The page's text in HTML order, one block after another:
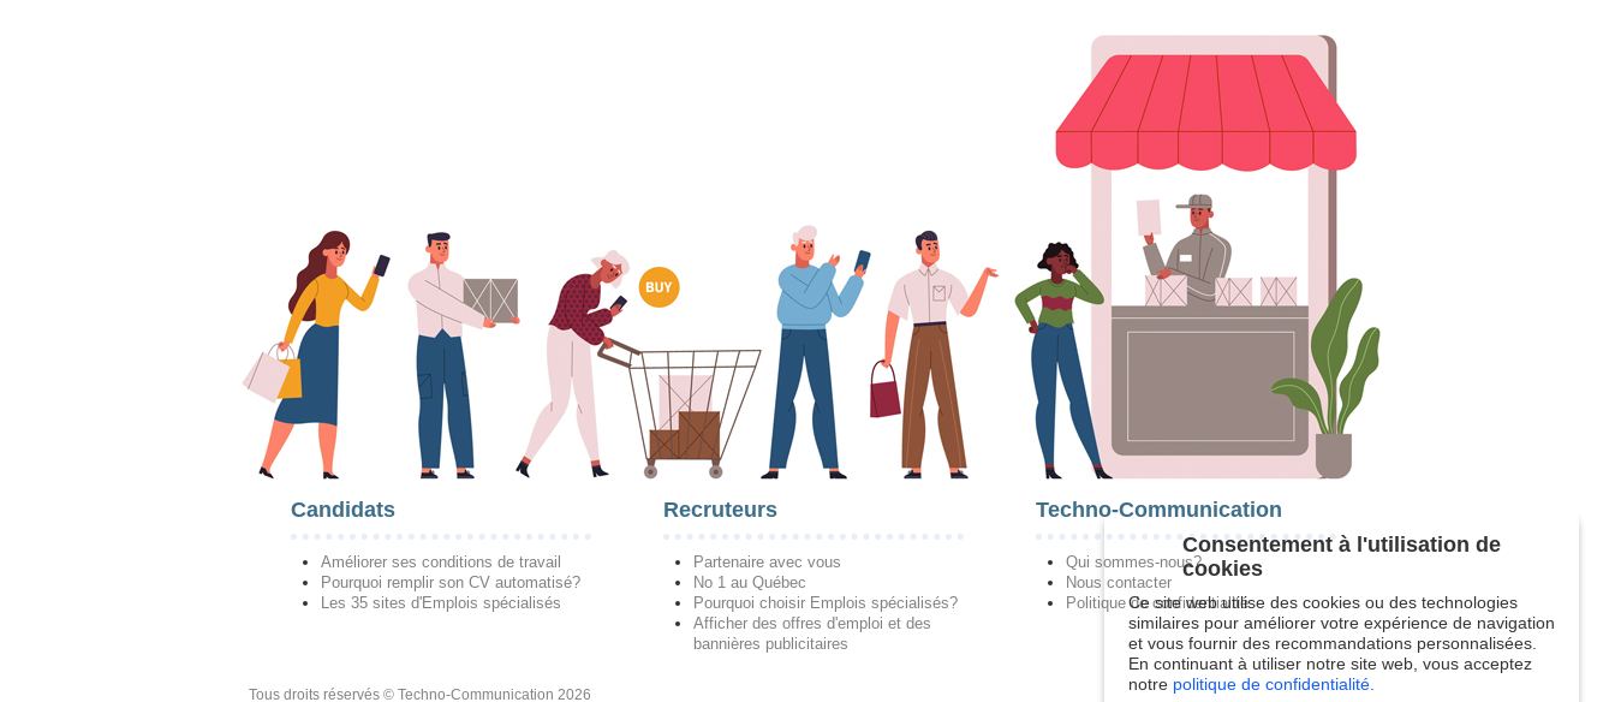
Candidats
Améliorer ses conditions de travail
Pourquoi remplir son CV automatisé?
Les 35 sites d'Emplois spécialisés
Recruteurs
Partenaire avec vous
No 1 au Québec
Pourquoi choisir Emplois spécialisés?
Afficher des offres d'emploi et des
bannières publicitaires
Techno-Communication
Qui sommes-nous?
Nous contacter
Politique de confidentialité
Tous droits réservés © Techno-Communication 2026
Consentement à l'utilisation de
cookies
Ce site web utilise des cookies ou des technologies
similaires pour améliorer votre expérience de navigation
et vous fournir des recommandations personnalisées.
En continuant à utiliser notre site web, vous acceptez
notre politique de confidentialité.